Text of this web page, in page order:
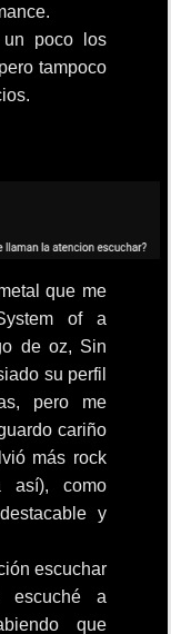
un poco los
tampoco
que me
of a
de oz, Sin
su perfil
pero me
cariño
más rock
así), como
y
escuchar
escuché a
que